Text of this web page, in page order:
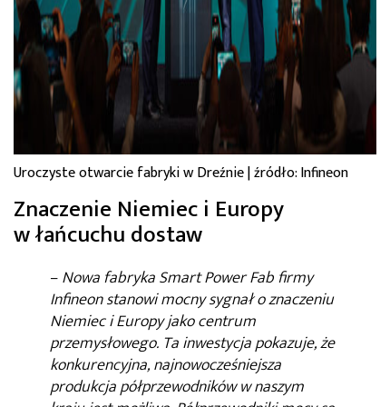
Uroczyste otwarcie fabryki w Dreźnie | źródło: Infineon
Znaczenie Niemiec i Europy
w łańcuchu dostaw
–Nowa fabryka Smart Power Fab firmy
Infineon stanowi mocny sygnał o znaczeniu
Niemiec i Europy jako centrum
przemysłowego. Ta inwestycja pokazuje, że
konkurencyjna, najnowocześniejsza
produkcja półprzewodników w naszym